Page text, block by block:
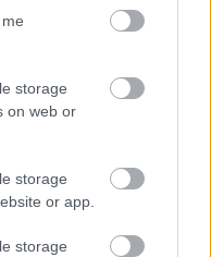
storage
on web or
storage
or app.
storage